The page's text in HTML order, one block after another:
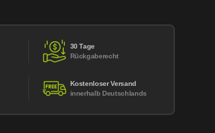
30 Tage
Rückgaberecht
Kostenloser Versand
innerhalb Deutschlands